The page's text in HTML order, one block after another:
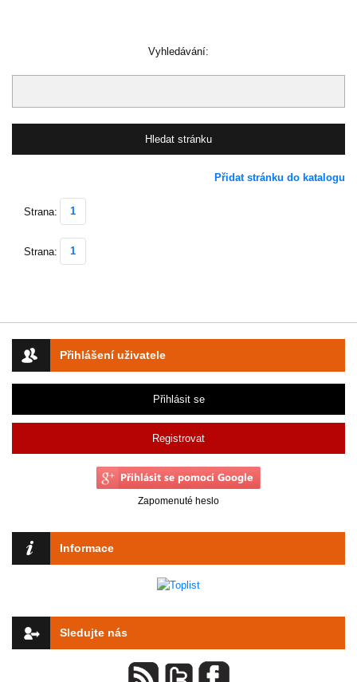
Přihlášení uživatele
Přihlásit se
Registrovat
Zapomenuté heslo
Informace
Sledujte nás
Vyhledávání:
Přidat stránku do katalogu
Strana: 1
Strana: 1